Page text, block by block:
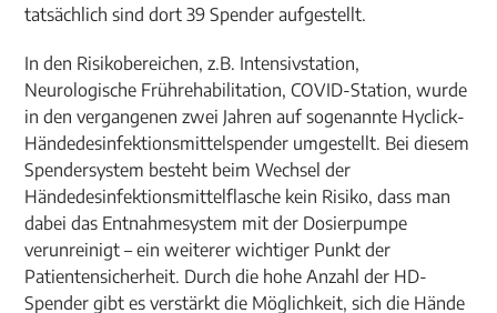
tatsächlich sind dort 39 Spender aufgestellt.
In den Risikobereichen, z.B. Intensivstation,
Neurologische Frührehabilitation, COVID-Station, wurde
in den vergangenen zwei Jahren auf sogenannte Hyclick-
Händedesinfektionsmittelspender umgestellt. Bei diesem
Spendersystem besteht beim Wechsel der
Händedesinfektionsmittelflasche kein Risiko, dass man
dabei das Entnahmesystem mit der Dosierpumpe
verunreinigt – ein weiterer wichtiger Punkt der
Patientensicherheit. Durch die hohe Anzahl der HD-
Spender gibt es verstärkt die Möglichkeit, sich die Hände